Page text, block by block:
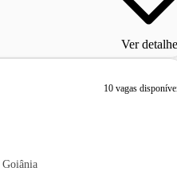
Ver
10 vagas